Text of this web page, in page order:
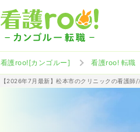
看護roo![カンゴルー] 看護roo! 転職
【2026年7月最新】松本市のクリニックの看護師